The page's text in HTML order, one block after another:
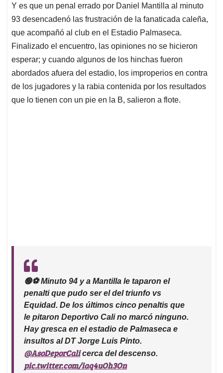
Y es que un penal errado por Daniel Mantilla al minuto
93 desencadenó las frustración de la fanaticada caleña,
que acompañó al club en el Estadio Palmaseca.
Finalizado el encuentro, las opiniones no se hicieron
esperar; y cuando algunos de los hinchas fueron
abordados afuera del estadio, los improperios en contra
de los jugadores y la rabia contenida por los resultados
que lo tienen con un pie en la B, salieron a flote.
🟢⚽️ Minuto 94 y a Mantilla le taparon el
penalti que pudo ser el del triunfo vs
Equidad. De los últimos cinco penaltis que
le pitaron Deportivo Cali no marcó ninguno.
Hay gresca en el estadio de Palmaseca e
insultos al DT Jorge Luis Pinto.
@AsoDeporCalicerca del descenso.
pic.twitter.com/iaq4uOh3On